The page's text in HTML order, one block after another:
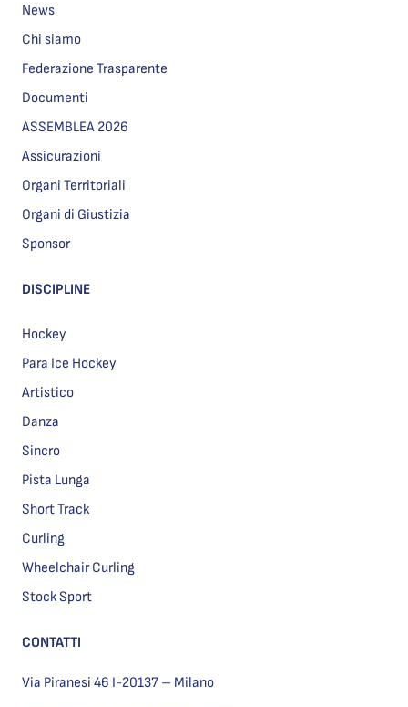
News
Chi siamo
Federazione Trasparente
Documenti
ASSEMBLEA 2026
Assicurazioni
Organi Territoriali
Organi di Giustizia
Sponsor
DISCIPLINE
Hockey
Para Ice Hockey
Artistico
Danza
Sincro
Pista Lunga
Short Track
Curling
Wheelchair Curling
Stock Sport
CONTATTI
Via Piranesi 46 I-20137 – Milano